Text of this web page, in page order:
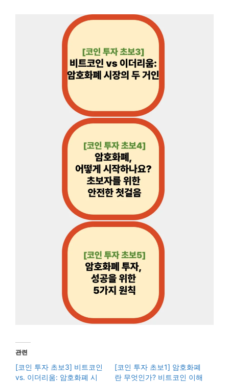
관련
[코인 투자 초보3] 비트코인
vs. 이더리움: 암호화폐 시
[코인 투자 초보1] 암호화폐
란 무엇인가? 비트코인 이해